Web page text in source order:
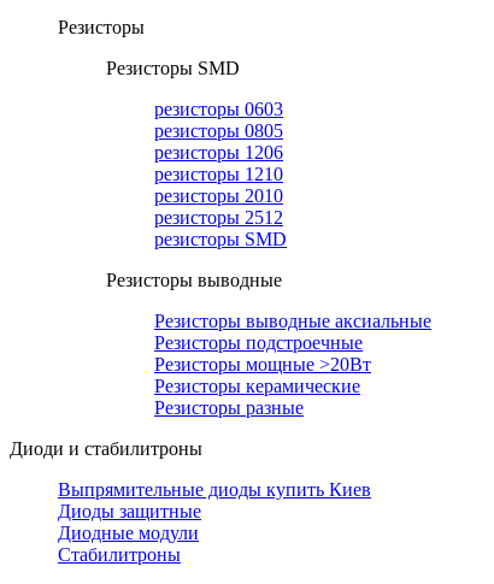
Резисторы
Резисторы SMD
резисторы 0603
резисторы 0805
резисторы 1206
резисторы 1210
резисторы 2010
резисторы 2512
резисторы SMD
Резисторы выводные
Резисторы выводные аксиальные
Резисторы подстроечные
Резисторы мощные >20Вт
Резисторы керамические
Резисторы разные
Диоди и стабилитроны
Выпрямительные диоды купить Киев
Диоды защитные
Диодные модули
Стабилитроны